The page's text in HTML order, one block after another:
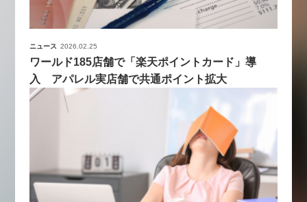
ニュース 2026.02.25
ワールド185店舗で「楽天ポイントカード」導
入 アパレル実店舗で共通ポイント拡大